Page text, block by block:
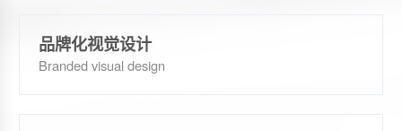
品牌化视觉设计
Branded visual design